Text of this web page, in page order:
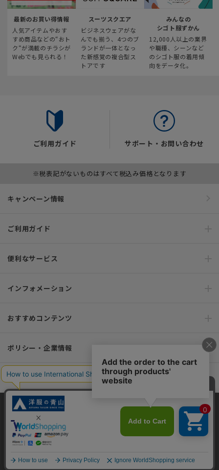
最新のお買い得情報
人気アイテムやおす
すめ商品などの“おト
ク“が満載のチラシが
Webでも見られる！
スーツスクエア
ビジネスウェアがな
んでも揃う、4つのブ
ランドが一体となっ
た新感覚の複合型ス
トアです
みんなの
シゴト服ずかん
12,000人以上の業界
や職種、シーンなど
のシゴト服の着用傾
向をデータ化。
ご利用ガイド サポート・お問い合わせ
※税表記がないものはすべて税込み価格となります
キャンペーン情報
ご利用ガイド
便利なサービス
インフォメーション
おすすめコンテンツ
ポリシー・企業情報
オーダースーツなら SHITATE
OFFICIAL SNS
当サイトでは、快適な閲覧体験とコンテンツ改善のためにCookieを使用
しています。閲覧を続けることで、Cookieの使用に同意したものとみな
します。詳細については
同意して閉じる